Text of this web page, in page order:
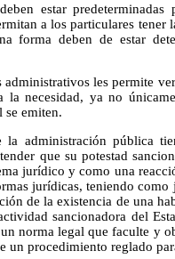
estar
a los particulares tener
forma deben de estar
les permite
la necesidad, ya no
se emiten.
la administración pública
que su potestad
jurídico y como una
jurídicas, teniendo
de la existencia de una
sancionadora del
norma legal que faculte y
un procedimiento reglado